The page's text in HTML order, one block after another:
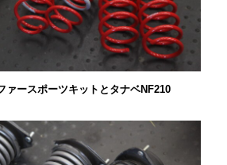
ァースポーツキットとタナベNF210